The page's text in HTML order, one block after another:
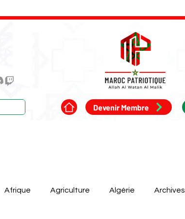
Devenir Membre
Afrique Agriculture Algérie Archives